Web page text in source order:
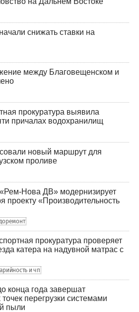
снижать ставки на
между Благовещенском и
прокуратура выявила
причалах водохранилищ
новый маршрут для
проливе
Нова ДВ» модернизирует
проекту «Производительность
прокуратура проверяет
катера на надувной матрас с
и чп
конца года завершат
перегрузки системами
пыли